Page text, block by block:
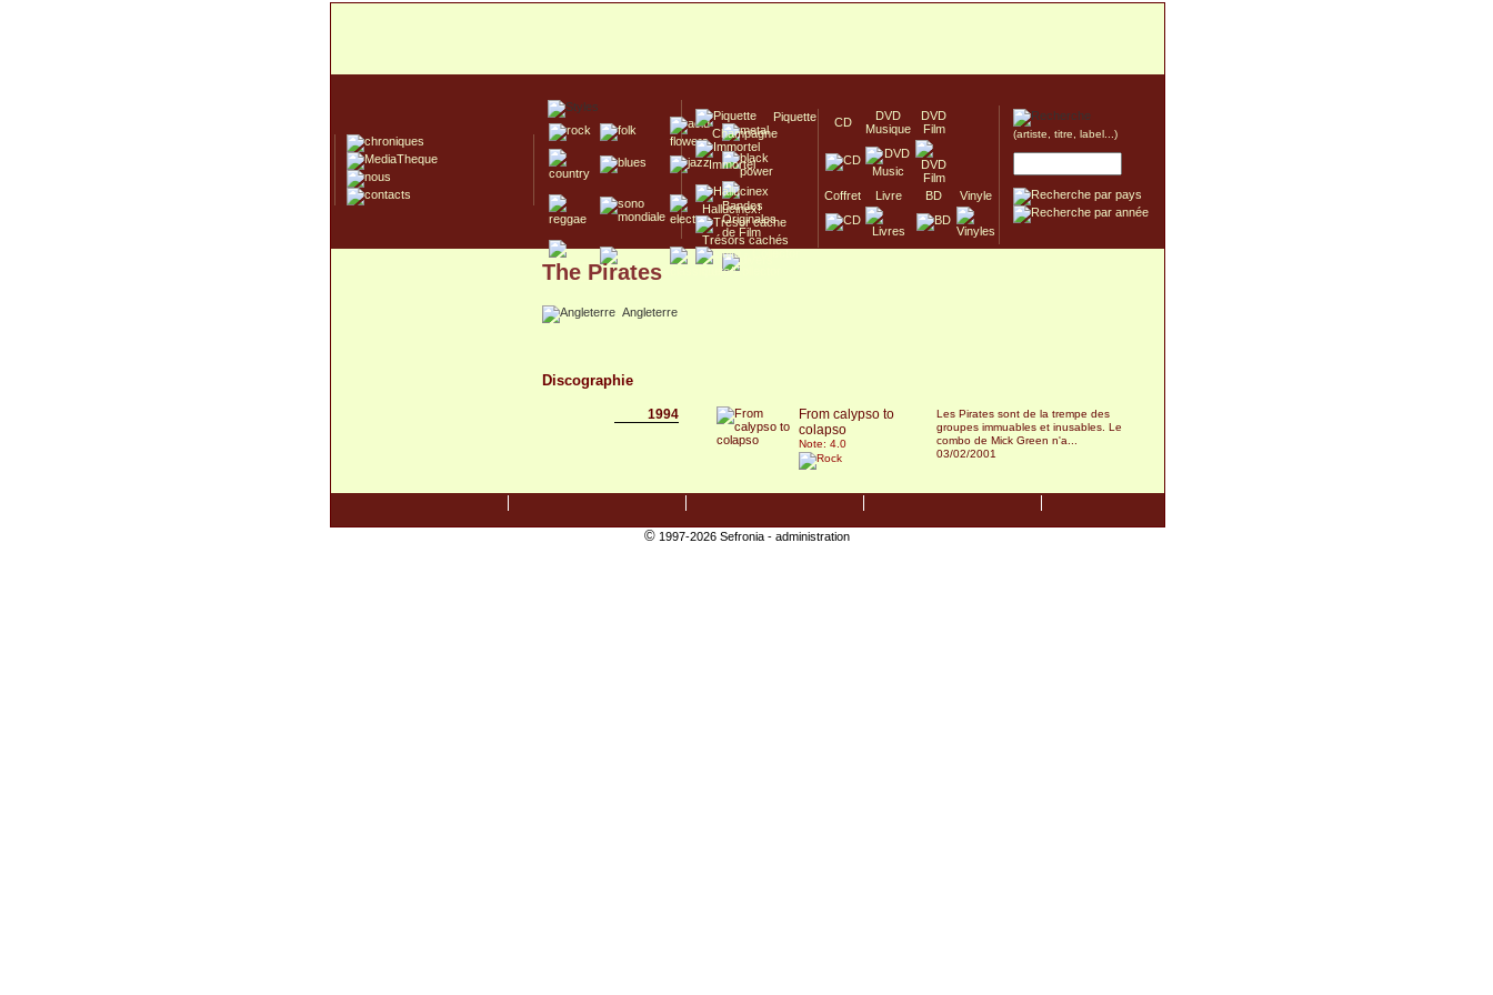
Piquette
Champagne
Immortel
Hallucinex!
Trésors cachés
Culte/Collector
CD
DVD
Musique
DVD
Film
Coffret Livre BD Vinyle
(artiste, titre, label...)
The Pirates
Angleterre
Discographie
1994
From calypso to
colapso
Note: 4.0
Les Pirates sont de la trempe des
groupes immuables et inusables. Le
combo de Mick Green n'a...
03/02/2001
©1997-2026 Sefronia - administration